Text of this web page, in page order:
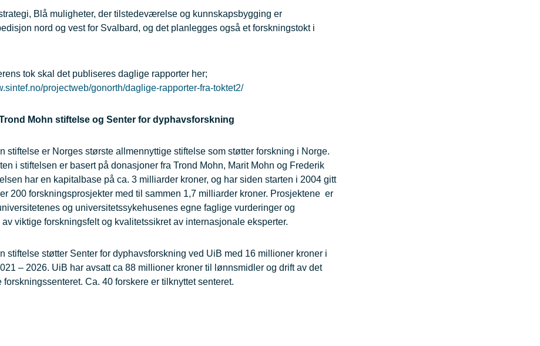
Blå muligheter, der tilstedeværelse og kunnskapsbygging er
nord og vest for Svalbard, og det planlegges også et forskningstokt i
tok skal det publiseres daglige rapporter her;
projectweb/gonorth/daglige-rapporter-fra-toktet2/
Mohn stiftelse og Senter for dyphavsforskning
stiftelse er Norges største allmennyttige stiftelse som støtter forskning i Norge.
i stiftelsen er basert på donasjoner fra Trond Mohn, Marit Mohn og Frederik
har en kapitalbase på ca. 3 milliarder kroner, og har siden starten i 2004 gitt
200 forskningsprosjekter med til sammen 1,7 milliarder kroner. Prosjektene er
og universitetssykehusenes egne faglige vurderinger og
viktige forskningsfelt og kvalitetssikret av internasjonale eksperter.
stiftelse støtter Senter for dyphavsforskning ved UiB med 16 millioner kroner i
– 2026. UiB har avsatt ca 88 millioner kroner til lønnsmidler og drift av det
forskningssenteret. Ca. 40 forskere er tilknyttet senteret.